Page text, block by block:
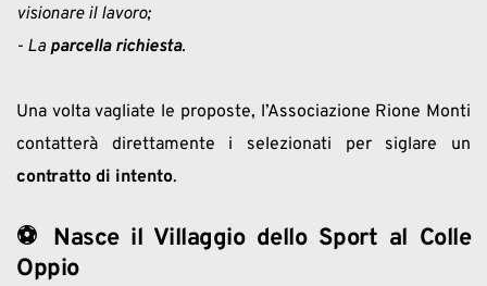
visionare il lavoro;
- La parcella richiesta.
Una volta vagliate le proposte, l’Associazione Rione Monti
contratto di intento.
⚽ Nasce il Villaggio dello Sport al Colle
Oppio